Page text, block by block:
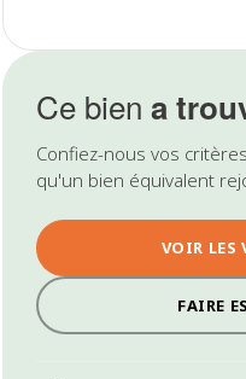
Ce biena
Confiez-nous vos
qu'un bien équivalent
VOIR LES
FAIRE